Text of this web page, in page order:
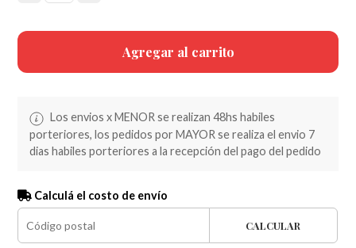
Agregar al carrito
Los envios x MENOR se realizan 48hs habiles
porteriores, los pedidos por MAYOR se realiza el envio 7
dias habiles porteriores a la recepción del pago del pedido
Calculá el costo de envío
CALCULAR